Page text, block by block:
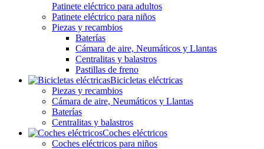
Patinete eléctrico para adultos
Patinete eléctrico para niños
Piezas y recambios
Baterías
Cámara de aire, Neumáticos y Llantas
Centralitas y balastros
Pastillas de freno
Bicicletas eléctricas
Piezas y recambios
Cámara de aire, Neumáticos y Llantas
Baterías
Centralitas y balastros
Coches eléctricos
Coches eléctricos para niños